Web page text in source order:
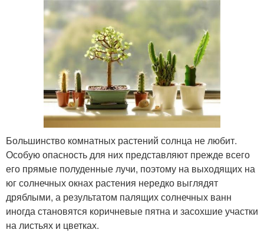
Большинство комнатных растений солнца не любит.
Особую опасность для них представляют прежде всего
его прямые полуденные лучи, поэтому на выходящих на
юг солнечных окнах растения нередко выглядят
дряблыми, а результатом палящих солнечных ванн
иногда становятся коричневые пятна и засохшие участки
на листьях и цветках.